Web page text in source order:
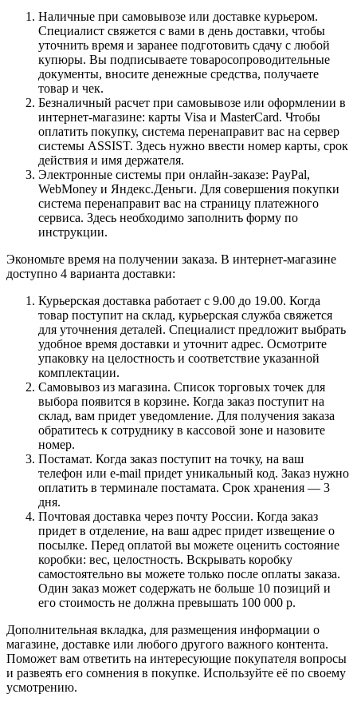
Наличные при самовывозе или доставке курьером.
Специалист свяжется с вами в день доставки, чтобы
уточнить время и заранее подготовить сдачу с любой
купюры. Вы подписываете товаросопроводительные
документы, вносите денежные средства, получаете
товар и чек.
Безналичный расчет при самовывозе или оформлении в
интернет-магазине: карты Visa и MasterCard. Чтобы
оплатить покупку, система перенаправит вас на сервер
системы ASSIST. Здесь нужно ввести номер карты, срок
действия и имя держателя.
Электронные системы при онлайн-заказе: PayPal,
WebMoney и Яндекс.Деньги. Для совершения покупки
система перенаправит вас на страницу платежного
сервиса. Здесь необходимо заполнить форму по
инструкции.
Экономьте время на получении заказа. В интернет-магазине
доступно 4 варианта доставки:
Курьерская доставка работает с 9.00 до 19.00. Когда
товар поступит на склад, курьерская служба свяжется
для уточнения деталей. Специалист предложит выбрать
удобное время доставки и уточнит адрес. Осмотрите
упаковку на целостность и соответствие указанной
комплектации.
Самовывоз из магазина. Список торговых точек для
выбора появится в корзине. Когда заказ поступит на
склад, вам придет уведомление. Для получения заказа
обратитесь к сотруднику в кассовой зоне и назовите
номер.
Постамат. Когда заказ поступит на точку, на ваш
телефон или e-mail придет уникальный код. Заказ нужно
оплатить в терминале постамата. Срок хранения — 3
дня.
Почтовая доставка через почту России. Когда заказ
придет в отделение, на ваш адрес придет извещение о
посылке. Перед оплатой вы можете оценить состояние
коробки: вес, целостность. Вскрывать коробку
самостоятельно вы можете только после оплаты заказа.
Один заказ может содержать не больше 10 позиций и
его стоимость не должна превышать 100 000 р.
Дополнительная вкладка, для размещения информации о
магазине, доставке или любого другого важного контента.
Поможет вам ответить на интересующие покупателя вопросы
и развеять его сомнения в покупке. Используйте её по своему
усмотрению.